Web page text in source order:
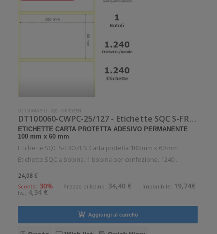
CONSUMABILI -SQC -S-FROZEN
DT100060-CWPC-25/127 - Etichette SQC S-FROZEN Carta protetta
ETICHETTE CARTA PROTETTA ADESIVO PERMANENTE
100 mm x 60 mm
Etichette SQC S-FROZEN Carta protetta 100 mm x 60 mm
Etichette SQC a bobina. 1 bobina per confezione. 1240
permanente. Diametro interno: 25 mm. Diametro esterno: 127
mm. Tipo: Supporto
24,08 €
Sconto: 30% Prezzo di listino: 34,40 € Imponibile: 19,74€
Iva: 4,34 €
Aggiungi al carrello